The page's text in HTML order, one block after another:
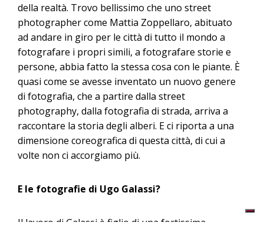
della realtà. Trovo bellissimo che uno street
photographer come Mattia Zoppellaro, abituato
ad andare in giro per le città di tutto il mondo a
fotografare i propri simili, a fotografare storie e
persone, abbia fatto la stessa cosa con le piante. È
quasi come se avesse inventato un nuovo genere
di fotografia, che a partire dalla street
photography, dalla fotografia di strada, arriva a
raccontare la storia degli alberi. E ci riporta a una
dimensione coreografica di questa città, di cui a
volte non ci accorgiamo più.
E le fotografie di Ugo Galassi?
Il lavoro di Galassi è figlio di una fortissima